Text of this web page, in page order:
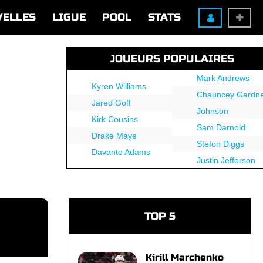
LIGUE POOL STATS
JOUEURS POPULAIRES
Kyren Williams
Jared Goff
Kirk Cousins
Drake Maye
Davante Adams
Mark Andrews
Chauncey
Johnson
Sam Darnold
Stefon Diggs
Justin Jefferson
TOP 5
Kirill Marchenko